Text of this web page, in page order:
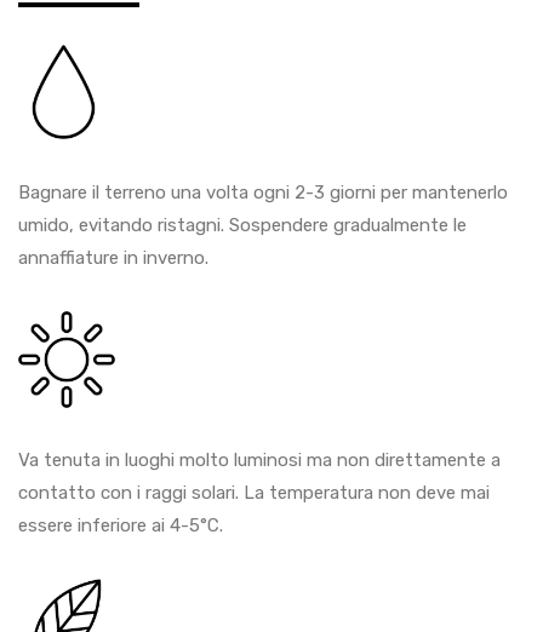
Bagnare il terreno una volta ogni 2-3 giorni per mantenerlo
umido, evitando ristagni. Sospendere gradualmente le
annaffiature in inverno.
Va tenuta in luoghi molto luminosi ma non direttamente a
contatto con i raggi solari. La temperatura non deve mai
essere inferiore ai 4-5°C.